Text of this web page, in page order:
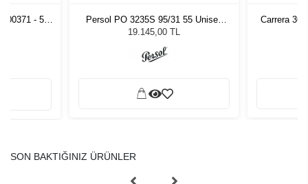
- 54
Persol PO 3235S 95/31 55 Unisex
Güneş Gözlüğü
19.145,00 TL
Carrera
SON BAKTIĞINIZ ÜRÜNLER